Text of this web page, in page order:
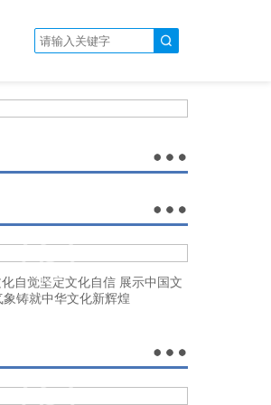
自觉坚定文化自信 展示中国文
象铸就中华文化新辉煌